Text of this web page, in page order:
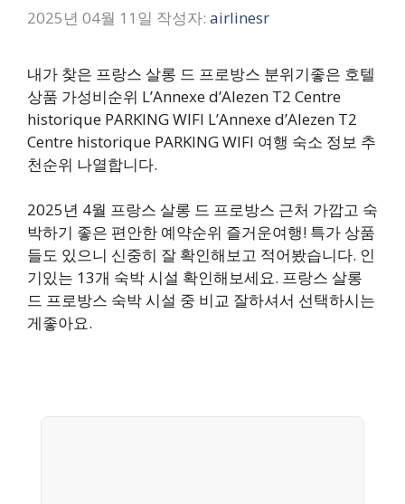
2025년 04월 11일 작성자: airlinesr
내가 찾은 프랑스 살롱 드 프로방스 분위기좋은 호텔
상품 가성비순위 L’Annexe d’Alezen T2 Centre
historique PARKING WIFI L’Annexe d’Alezen T2
Centre historique PARKING WIFI 여행 숙소 정보 추
천순위 나열합니다.
2025년 4월 프랑스 살롱 드 프로방스 근처 가깝고 숙
박하기 좋은 편안한 예약순위 즐거운여행! 특가 상품
들도 있으니 신중히 잘 확인해보고 적어봤습니다. 인
기있는 13개 숙박 시설 확인해보세요. 프랑스 살롱
드 프로방스 숙박 시설 중 비교 잘하셔서 선택하시는
게좋아요.